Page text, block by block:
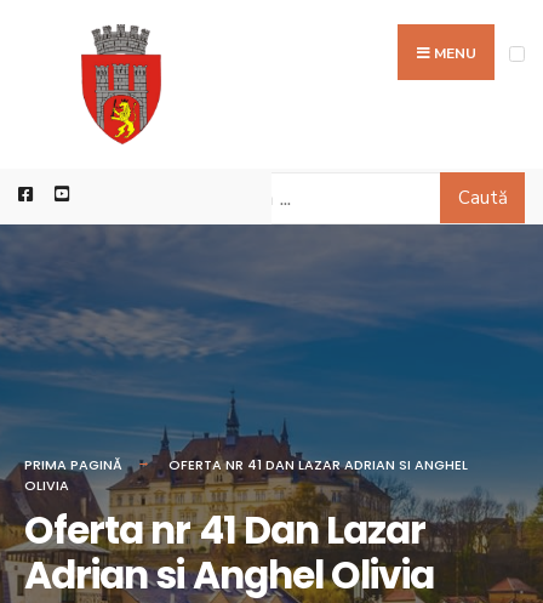
MENU
Caută
PRIMA PAGINĂ
OFERTA NR 41 DAN LAZAR ADRIAN SI ANGHEL
OLIVIA
Oferta nr 41 Dan Lazar
Adrian si Anghel Olivia